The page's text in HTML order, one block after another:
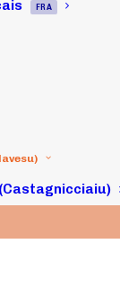
FRA